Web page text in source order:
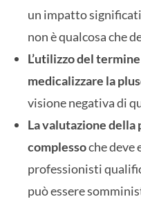
un impatto
non è qualcosa che
L’utilizzo del
medicalizzare la
visione negativa di
La valutazione della
complessoche deve
professionisti
può essere